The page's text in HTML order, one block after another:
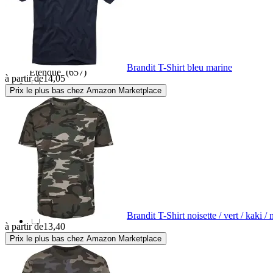
Elasthanne (2769)
Engrener
Etendue (657)
Faux cuir (18)
Fibre de bambou (1)
Fibre de verre (1)
Flanelle (4)
Inox(5)
Brandit T-Shirt bleu marine
à partir de14,05
Prix le plus bas chez Amazon Marketplace
Brandit T-Shirt noisette / vert / kaki /
à partir de13,40
Prix le plus bas chez Amazon Marketplace